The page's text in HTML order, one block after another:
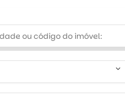
keyboard_arrow_down